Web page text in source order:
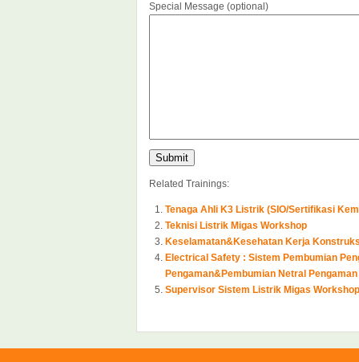
Special Message (optional)
Related Trainings:
Tenaga Ahli K3 Listrik (SIO/Sertifikasi
Teknisi Listrik Migas Workshop
Keselamatan&Kesehatan Kerja
Electrical Safety : Sistem Pembumian
Pengaman&Pembumian Netral
Supervisor Sistem Listrik Migas